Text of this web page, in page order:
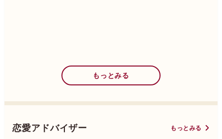
もっとみる
恋愛アドバイザー もっとみる